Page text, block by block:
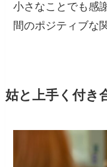
小さなことでも感
間のポジティブな
姑と上手く付き